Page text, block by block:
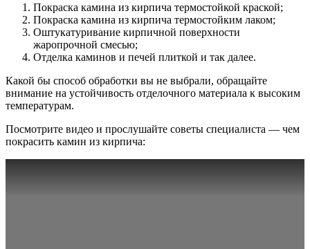
Покраска камина из кирпича термостойкой краской;
Покраска камина из кирпича термостойким лаком;
Оштукатуривание кирпичной поверхности
жаропрочной смесью;
Отделка каминов и печей плиткой и так далее.
Какой бы способ обработки вы не выбрали, обращайте
внимание на устойчивость отделочного материала к высоким
температурам.
Посмотрите видео и прослушайте советы специалиста — чем
покрасить камин из кирпича: